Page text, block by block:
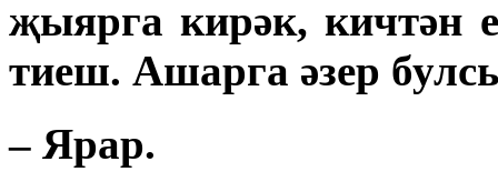
җыярга кирәк, кичтән
тиеш. Ашарга әзер
– Ярар.